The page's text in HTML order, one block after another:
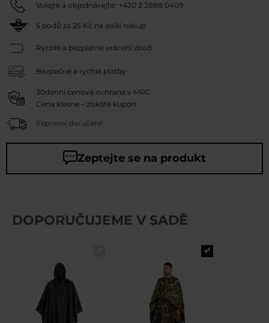
Volejte a objednávejte: +420 2 2888 0409
5 bodů za 25 Kč na další nákup
Rychlé a bezplatné vrácení zboží
Bezpečné a rychlé platby
30denní cenová ochrana v MRC
Cena klesne – získáte kupón
Expresní doručení!
Zeptejte se na produkt
DOPORUČUJEME V SADĚ